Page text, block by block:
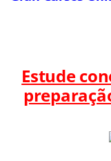
Estude